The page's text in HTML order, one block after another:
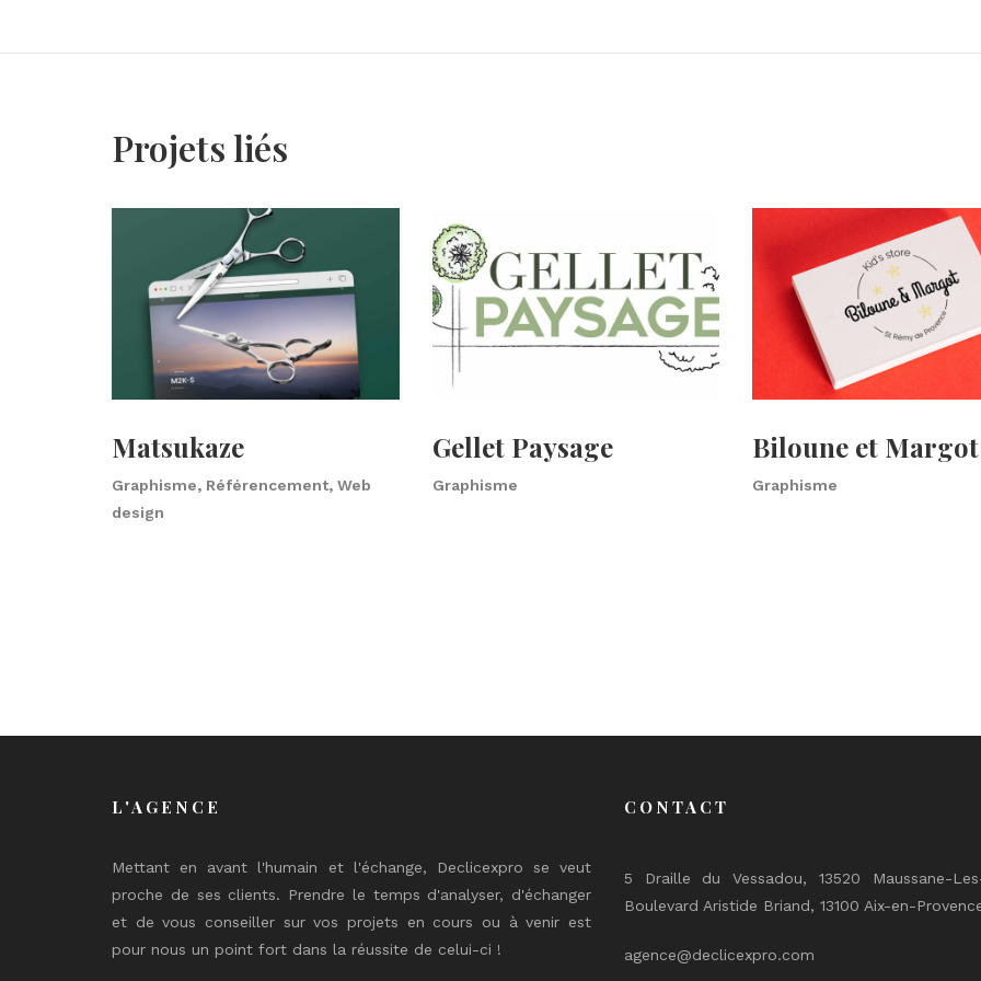
Projets liés
Matsukaze
Graphisme, Référencement, Web
design
Gellet Paysage
Graphisme
Biloune et Margot
Graphisme
L'AGENCE
Mettant en avant l'humain et l'échange, Declicexpro se veut
proche de ses clients. Prendre le temps d'analyser, d'échanger
et de vous conseiller sur vos projets en cours ou à venir est
pour nous un point fort dans la réussite de celui-ci !
CONTACT
5 Draille du Vessadou, 13520 Maussane-
Boulevard Aristide Briand, 13100 Aix-en-
agence@declicexpro.com